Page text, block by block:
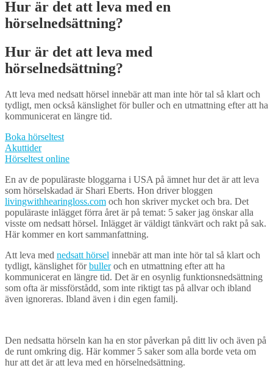
Hur är det att leva med en
hörselnedsättning?
Hur är det att leva med
hörselnedsättning?
Att leva med nedsatt hörsel innebär att man inte hör tal så klart och
tydligt, men också känslighet för buller och en utmattning efter att ha
kommunicerat en längre tid.
Boka hörseltest
Akuttider
Hörseltest online
En av de populäraste bloggarna i USA på ämnet hur det är att leva
som hörselskadad är Shari Eberts. Hon driver bloggen
livingwithhearingloss.com och hon skriver mycket och bra. Det
populäraste inlägget förra året är på temat: 5 saker jag önskar alla
visste om nedsatt hörsel. Inlägget är väldigt tänkvärt och rakt på sak.
Här kommer en kort sammanfattning.
Att leva med nedsatt hörsel innebär att man inte hör tal så klart och
tydligt, känslighet förbulleroch en utmattning efter att ha
kommunicerat en längre tid. Det är en osynlig funktionsnedsättning
som ofta är missförstådd, som inte riktigt tas på allvar och ibland
även ignoreras. Ibland även i din egen familj.
Den nedsatta hörseln kan ha en stor påverkan på ditt liv och även på
de runt omkring dig. Här kommer 5 saker som alla borde veta om
hur att det är att leva med en hörselnedsättning.